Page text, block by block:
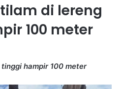
di lereng
100 meter
hampir 100 meter